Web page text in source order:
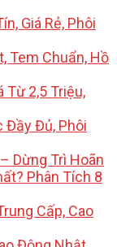
Giá Rẻ, Phôi
Tem Chuẩn, Hồ
Từ 2,5 Triệu,
Đầy Đủ, Phôi
Dừng Trì Hoãn
Phân Tích 8
Cấp, Cao